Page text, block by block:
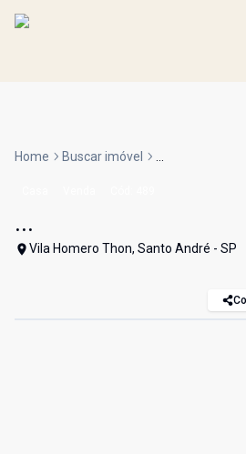
Home Buscar imóvel ...
...
Vila Homero Thon, Santo André - SP